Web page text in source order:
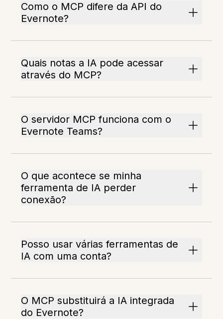
Como o MCP difere da API do
Evernote?
Quais notas a IA pode acessar
através do MCP?
O servidor MCP funciona com o
Evernote Teams?
O que acontece se minha
ferramenta de IA perder
conexão?
Posso usar várias ferramentas de
IA com uma conta?
O MCP substituirá a IA integrada
do Evernote?